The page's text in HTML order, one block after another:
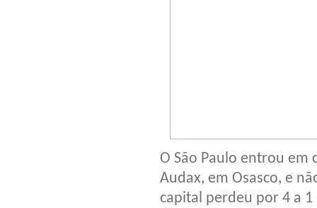
O São Paulo entrou em
Audax, em Osasco, e
capital perdeu por 4 a